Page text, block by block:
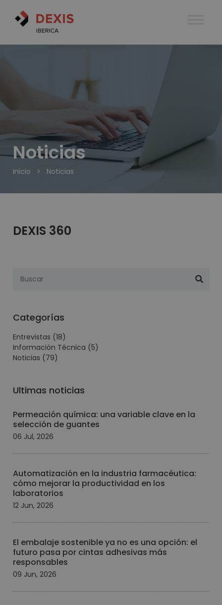
Noticias
Inicio > Noticias
DEXIS 360
Categorías
Entrevistas (18)
Información Técnica (5)
Noticias (79)
Ultimas noticias
Permeación química: una variable clave en la
selección de guantes
06 Jul, 2026
Automatización en la industria farmacéutica:
cómo mejorar la productividad en los
laboratorios
12 Jun, 2026
El embalaje sostenible ya no es una opción: el
futuro pasa por cintas adhesivas más
responsables
09 Jun, 2026